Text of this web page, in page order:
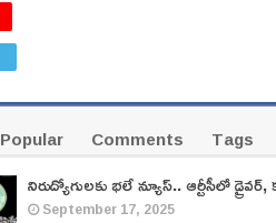
Popular Comments
Tags
నిరుద్యోగులకు భలే న్యూస్.. ఆర్టీసీలో
September 17, 2025